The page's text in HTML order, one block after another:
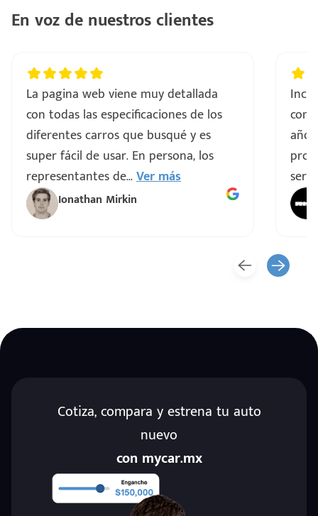
En voz de nuestros clientes
La pagina web viene muy detallada
con todas las especificaciones de los
diferentes carros que busqué y es
super fácil de usar. En persona, los
representantes de...Ver más
Ionathan Mirkin
Cotiza, compara y estrena tu auto
nuevo
con mycar.mx